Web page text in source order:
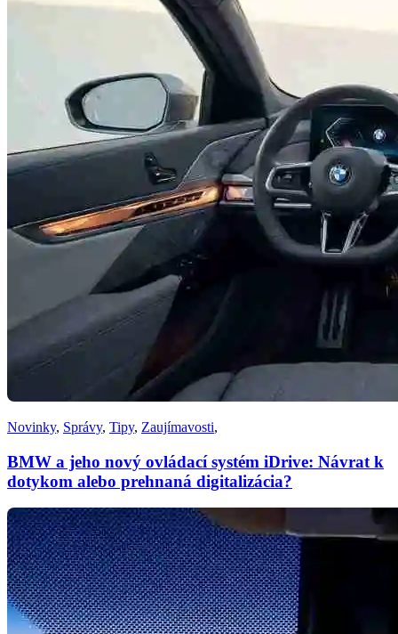
Novinky, Správy, Tipy, Zaujímavosti,
BMW a jeho nový ovládací systém iDrive: Návrat k
dotykom alebo prehnaná digitalizácia?